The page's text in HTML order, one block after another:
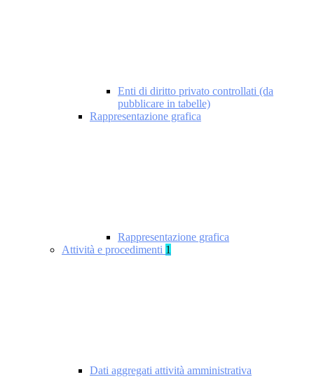
Enti di diritto privato controllati (da
pubblicare in tabelle)
Rappresentazione grafica
Rappresentazione grafica
Attività e procedimenti 1
Dati aggregati attività amministrativa